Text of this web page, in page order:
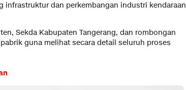
dan perkembangan industri kendaraan
Sekda Kabupaten Tangerang, dan rombongan
guna melihat secara detail seluruh proses